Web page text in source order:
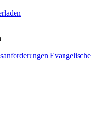
Evangelische